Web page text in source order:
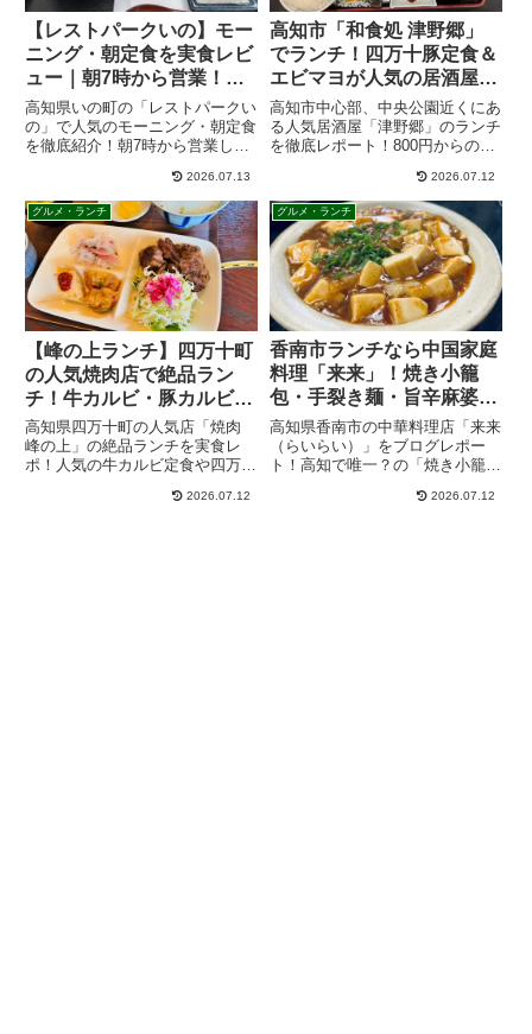
【レストパークいの】モー
ニング・朝定食を実食レビ
ュー｜朝7時から営業！産
直・特産品も楽しめる人気
スポット
高知県いの町の「レストパークい
の」で人気のモーニング・朝定食
を徹底紹介！朝7時から営業して
丼、人気の卵焼きなどメニューも
豊富。地元野菜や特産品も揃う産
直併設の人気スポットです。実食
レビューやアクセス、最新メニュ
ー情報を掲載。
2026.07.13
高知市「和食処 津野郷」
でランチ！四万十豚定食＆
エビマヨが人気の居酒屋ラ
ンチを実食レポ
高知市中心部、中央公園近くにあ
る人気居酒屋「津野郷」のランチ
を徹底レポート！800円からのリ
リプリのエビマヨ、甘みが自慢の
四万十豚トンカツ定食など、地元
民も通う絶品グルメの魅力を写真
付きで詳しくご紹介します。
2026.07.12
グルメ・ランチ
【峰の上ランチ】四万十町
の人気焼肉店で絶品ラン
チ！牛カルビ・豚カルビ定
食を実食レビュー
高知県四万十町の人気店「焼肉
峰の上」の絶品ランチを実食レ
ポ！人気の牛カルビ定食や四万十
豚カルビ定食の魅力を紹介。混雑
2026.07.12
グルメ・ランチ
香南市ランチなら中国家庭
料理「来来」！焼き小籠
包・手裂き麺・旨辛麻婆豆
腐を実食レビュー
高知県香南市の中華料理店「来来
（らいらい）」をブログレポー
ト！高知で唯一？の「焼き小籠
裂き麺」や本格的な辛さがクセに
2026.07.12